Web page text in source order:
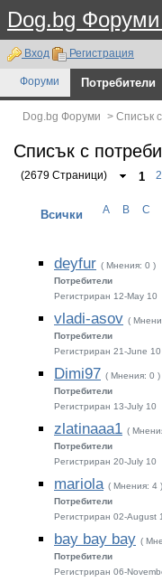
Dog.bg Форуми
Вход Регистрация
Форуми Потребители
Dog.bg Форуми > Списък
Списък с
(2679 Страници) 1 2
Всички A B C
deyfur ( Мнения: 0 )
Потребители
Регистриран 12-May 10
vladi-asov (
Потребители
Регистриран 21-June 10
Dimi97 ( Мнения: 0 )
Потребители
Регистриран 13-July 10
zlatinaaa1 (
Потребители
Регистриран 20-July 10
mariola ( Мнения: 4 )
Потребители
Регистриран 02-August
bay bay bay (
Потребители
Регистриран 06-